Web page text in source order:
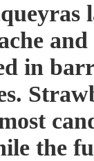
in
the